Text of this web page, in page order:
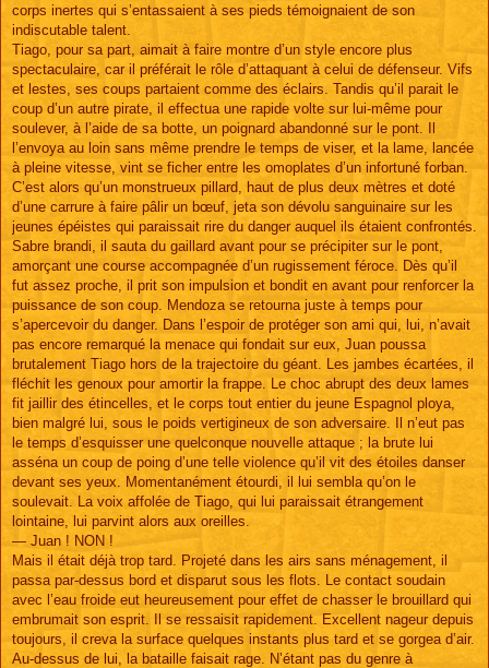
corps inertes qui s’entassaient à ses pieds témoignaient de son
indiscutable talent.
Tiago, pour sa part, aimait à faire montre d’un style encore plus
spectaculaire, car il préférait le rôle d’attaquant à celui de défenseur. Vifs
et lestes, ses coups partaient comme des éclairs. Tandis qu’il parait le
coup d’un autre pirate, il effectua une rapide volte sur lui-même pour
soulever, à l’aide de sa botte, un poignard abandonné sur le pont. Il
l’envoya au loin sans même prendre le temps de viser, et la lame, lancée
à pleine vitesse, vint se ficher entre les omoplates d’un infortuné forban.
C’est alors qu’un monstrueux pillard, haut de plus deux mètres et doté
d’une carrure à faire pâlir un bœuf, jeta son dévolu sanguinaire sur les
jeunes épéistes qui paraissait rire du danger auquel ils étaient confrontés.
Sabre brandi, il sauta du gaillard avant pour se précipiter sur le pont,
amorçant une course accompagnée d’un rugissement féroce. Dès qu’il
fut assez proche, il prit son impulsion et bondit en avant pour renforcer la
puissance de son coup. Mendoza se retourna juste à temps pour
s’apercevoir du danger. Dans l’espoir de protéger son ami qui, lui, n’avait
pas encore remarqué la menace qui fondait sur eux, Juan poussa
brutalement Tiago hors de la trajectoire du géant. Les jambes écartées, il
fléchit les genoux pour amortir la frappe. Le choc abrupt des deux lames
fit jaillir des étincelles, et le corps tout entier du jeune Espagnol ploya,
bien malgré lui, sous le poids vertigineux de son adversaire. Il n’eut pas
le temps d’esquisser une quelconque nouvelle attaque ; la brute lui
asséna un coup de poing d’une telle violence qu’il vit des étoiles danser
devant ses yeux. Momentanément étourdi, il lui sembla qu’on le
soulevait. La voix affolée de Tiago, qui lui paraissait étrangement
lointaine, lui parvint alors aux oreilles.
— Juan ! NON !
Mais il était déjà trop tard. Projeté dans les airs sans ménagement, il
passa par-dessus bord et disparut sous les flots. Le contact soudain
avec l’eau froide eut heureusement pour effet de chasser le brouillard qui
embrumait son esprit. Il se ressaisit rapidement. Excellent nageur depuis
toujours, il creva la surface quelques instants plus tard et se gorgea d’air.
Au-dessus de lui, la bataille faisait rage. N’étant pas du genre à